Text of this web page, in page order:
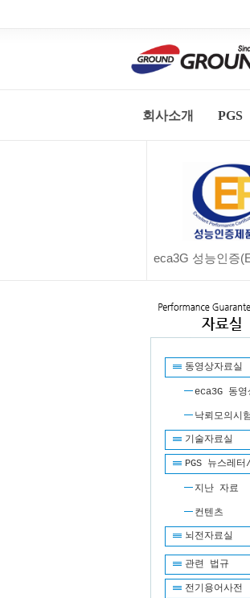
회사소개 PGS
eca3G 성능인증
동영상자료실
eca3G 동영
낙뢰모의시
기술자료실
PGS 뉴스레터
지난 자료
컨텐츠
뇌전자료실
관련 법규
전기용어사전